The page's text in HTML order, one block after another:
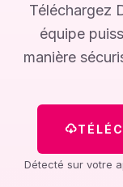
Téléchargez
équipe
manière
Détecté sur votre